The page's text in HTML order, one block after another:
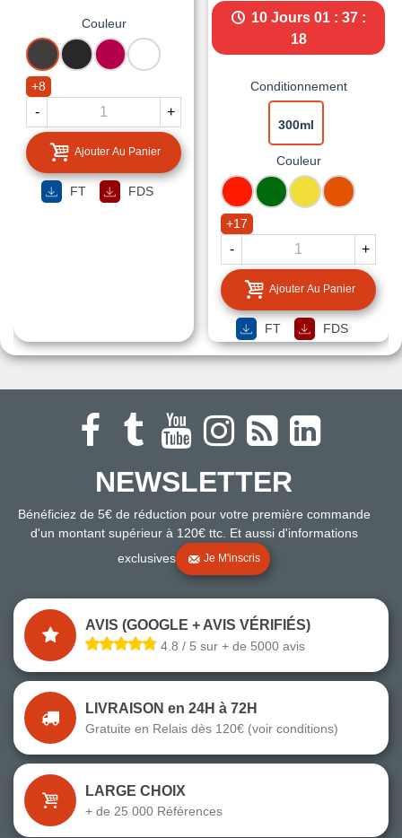
Couleur
ANTHRACITE
NOIR
MAT
FRAMBOISE
BLANC
MAT
+8
- +
Ajouter Au Panier
FT FDS
10 Jours 01 : 37 :
17
Conditionnement
300ml
Couleur
ROUGE
FEU
VERT
MOUSSE
RAL
1016
RAL
2004
+17
- +
Ajouter Au Panier
FT FDS
NEWSLETTER
Bénéficiez de 5€ de réduction pour votre première commande
d'un montant supérieur à 120€ ttc. Et aussi d'informations
exclusives
Je M'inscris
AVIS (GOOGLE + AVIS VÉRIFIÉS)
4.8 / 5 sur + de 5000 avis
LIVRAISON en 24H à 72H
Gratuite en Relais dès 120€ (voir conditions)
LARGE CHOIX
+ de 25 000 Références